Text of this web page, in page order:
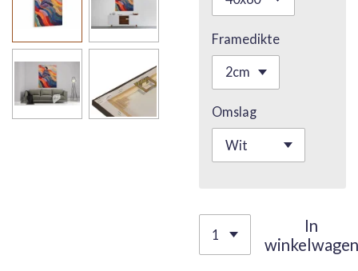
Framedikte
Omslag
In
winkelwagen